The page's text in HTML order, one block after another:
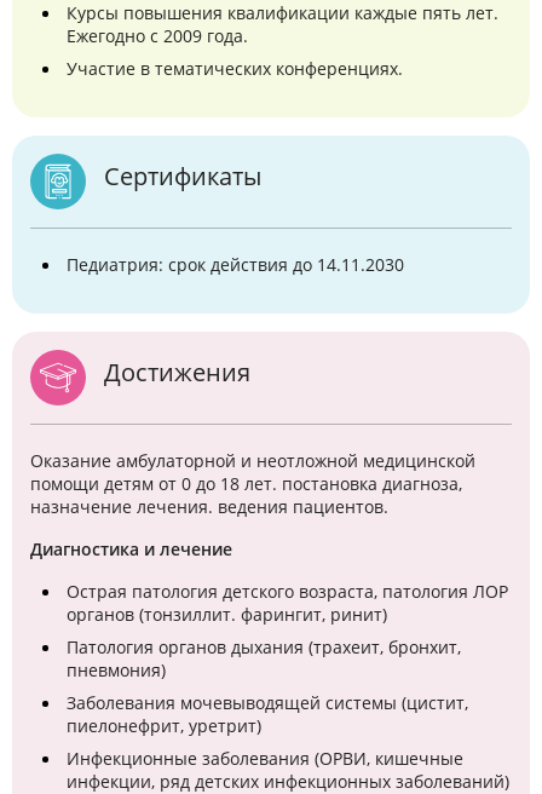
Курсы повышения квалификации каждые пять лет.
Ежегодно с 2009 года.
Участие в тематических конференциях.
Сертификаты
Педиатрия: срок действия до 14.11.2030
Достижения
Оказание амбулаторной и неотложной медицинской
помощи детям от 0 до 18 лет. постановка диагноза,
назначение лечения. ведения пациентов.
Диагностика и лечение
Острая патология детского возраста, патология ЛОР
органов (тонзиллит. фарингит, ринит)
Патология органов дыхания (трахеит, бронхит,
пневмония)
Заболевания мочевыводящей системы (цистит,
пиелонефрит, уретрит)
Инфекционные заболевания (ОРВИ, кишечные
инфекции, ряд детских инфекционных заболеваний)